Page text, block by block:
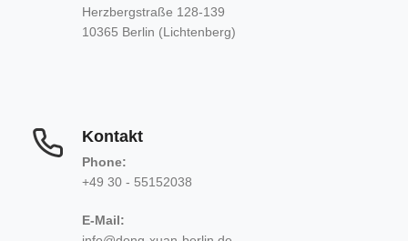
Herzbergstraße 128-139
10365 Berlin (Lichtenberg)
Kontakt
Phone:
+49 30 - 55152038
E-Mail: